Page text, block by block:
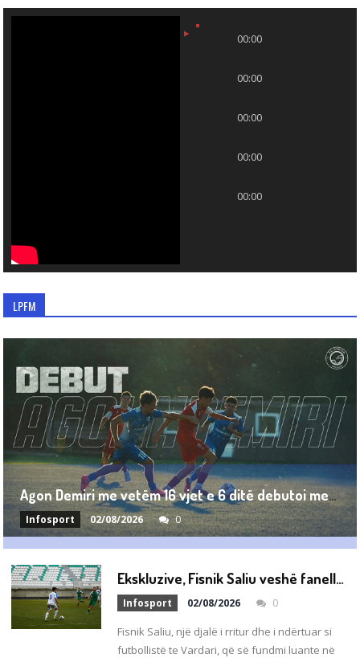
00:00
00:00
00:00
00:00
00:00
LPFM
A
gon Demiri me vetëm 16 vjet e 6 ditë debutoi me ekipin e parë të Struga Trim Lum
Infosport 02/08/2026 0
E
kskluzive, Fisnik Saliu veshë fanellën e FC Skopje
Infosport 02/08/2026 0
Fisnik Saliu, një djalë i rritur dhe i ndërtuar si
futbollistë te Vardari, që së fundmi luante në